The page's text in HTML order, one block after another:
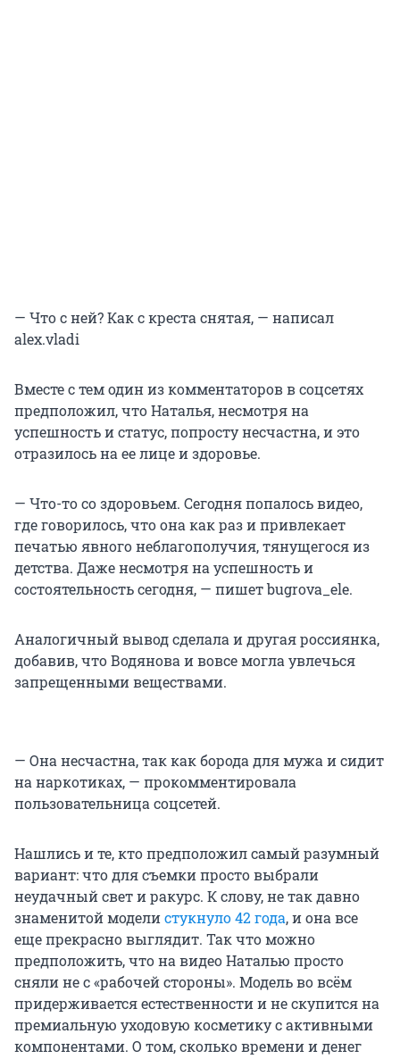
— Что с ней? Как с креста снятая, — написал
alex.vladi
Вместе с тем один из комментаторов в соцсетях
предположил, что Наталья, несмотря на
успешность и статус, попросту несчастна, и это
отразилось на ее лице и здоровье.
— Что-то со здоровьем. Сегодня попалось видео,
где говорилось, что она как раз и привлекает
печатью явного неблагополучия, тянущегося из
детства. Даже несмотря на успешность и
состоятельность сегодня, — пишет bugrova_ele.
Аналогичный вывод сделала и другая россиянка,
добавив, что Водянова и вовсе могла увлечься
запрещенными веществами.
— Она несчастна, так как борода для мужа и сидит
на наркотиках, — прокомментировала
пользовательница соцсетей.
Нашлись и те, кто предположил самый разумный
вариант: что для съемки просто выбрали
неудачный свет и ракурс. К слову, не так давно
знаменитой моделистукнуло 42 года, и она все
еще прекрасно выглядит. Так что можно
предположить, что на видео Наталью просто
сняли не с «рабочей стороны». Модель во всём
придерживается естественности и не скупится на
премиальную уходовую косметику с активными
компонентами. О том, сколько времени и денег